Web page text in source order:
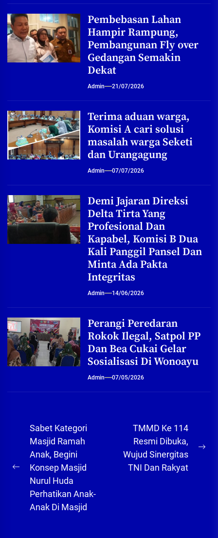
Pembebasan Lahan
Hampir Rampung,
Pembangunan Fly over
Gedangan Semakin
Dekat
Admin 21/07/2026
Terima aduan warga,
Komisi A cari solusi
masalah warga Seketi
dan Urangagung
Admin 07/07/2026
Demi Jajaran Direksi
Delta Tirta Yang
Profesional Dan
Kapabel, Komisi B Dua
Kali Panggil Pansel Dan
Minta Ada Pakta
Integritas
Admin 14/06/2026
Perangi Peredaran
Rokok Ilegal, Satpol PP
Dan Bea Cukai Gelar
Sosialisasi Di Wonoayu
Admin 07/05/2026
Navigasi
pos
Previous
post:
Sabet Kategori
Masjid Ramah
Anak, Begini
Konsep Masjid
Nurul Huda
Perhatikan Anak-
Anak Di Masjid
TMMD Ke 114
Resmi Dibuka,
Wujud Sinergitas
TNI Dan Rakyat